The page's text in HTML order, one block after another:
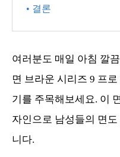
• 결론
여러분도 매일 아침 깔
면 브라운 시리즈 9 프
기를 주목해보세요. 이
자인으로 남성들의 면
니다.